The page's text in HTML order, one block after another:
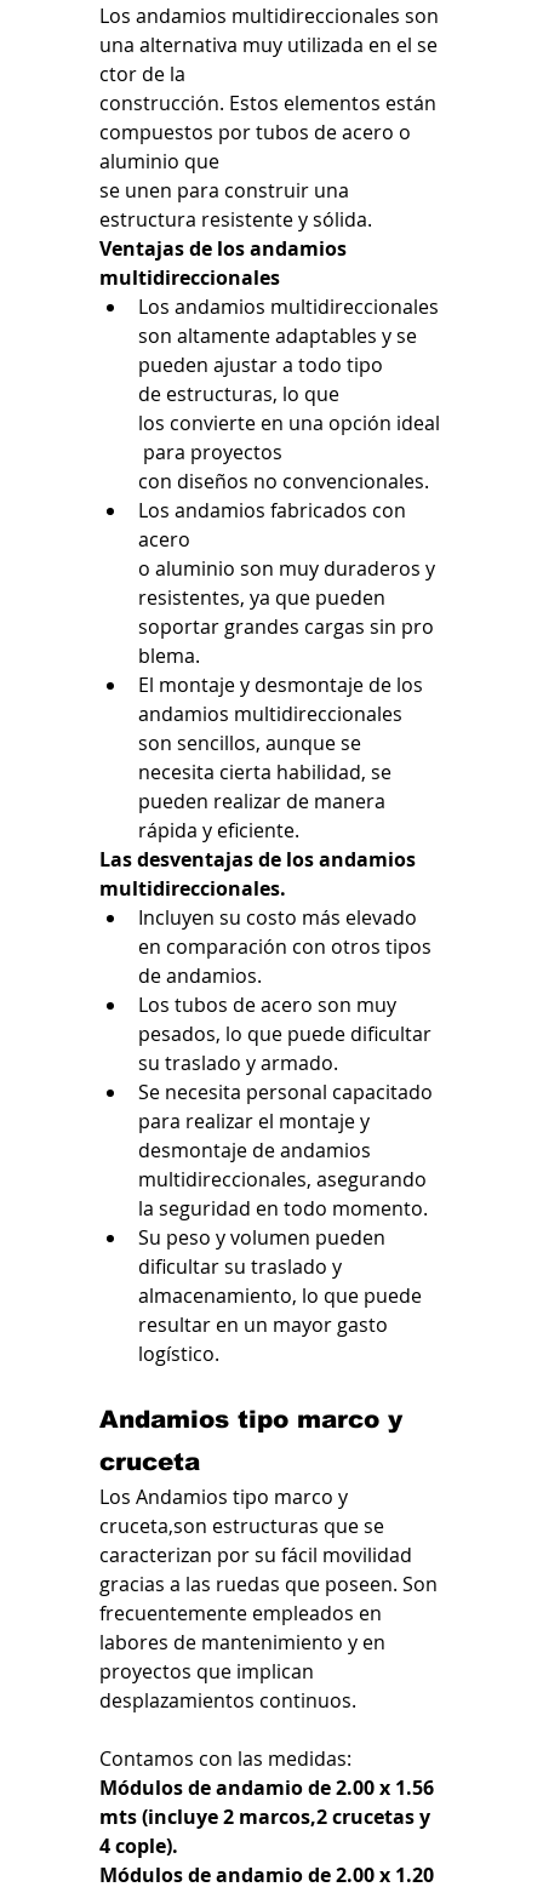
Los andamios multidireccionales son
una alternativa muy utilizada en el se
ctor de la
construcción. Estos elementos están
compuestos por tubos de acero o
aluminio que
se unen para construir una
estructura resistente y sólida.
Ventajas de los andamios
multidireccionales
Los andamios multidireccionales
son altamenteadaptables y se
pueden ajustar a todo tipo
de estructuras, lo que
los convierte en una opción ideal
para proyectos
con diseños no convencionales.
Los andamios fabricados con
acero
o aluminio son muy duraderos y
resistentes, ya que pueden
soportar grandes cargas sin pro
blema.
El montaje y desmontaje de los
andamios multidireccionales
son sencillos, aunque se
necesita cierta habilidad, se
pueden realizar de manera
rápida y eficiente.
Las desventajas de los andamios
multidireccionales.
Incluyen su costo más elevado
en comparación con otros tipos
de andamios.
Los tubos de acero son muy
pesados, lo que puede dificultar
su traslado y armado.
Se necesita personal capacitado
para realizar el montaje y
desmontaje de andamios
multidireccionales, asegurando
la seguridad en todo momento.
Su peso y volumen pueden
dificultar su traslado y
almacenamiento, lo que puede
resultar en un mayor gasto
logístico.
Andamios tipo marco y
cruceta
Los Andamios tipo marco y
cruceta,son estructuras que se
caracterizan por su fácil movilidad
gracias a las ruedas que poseen. Son
frecuentemente empleados en
labores de mantenimiento y en
proyectos que implican
desplazamientos continuos.
Contamos con las medidas:
Módulos de andamio de 2.00 x 1.56
mts (incluye 2 marcos,2 crucetas y
4 cople).
Módulos de andamio de 2.00 x 1.20